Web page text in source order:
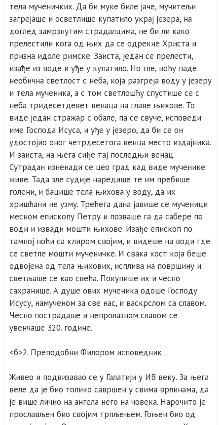
тела мученичких. Да би муке биле јаче, мучитељи
загрејаше и осветлише купатило украј језера, на
доглед замрзнутим страдалцима, не би ли како
прелестили кога од њих да се одрекне Христа и
призна идоле римске. Заиста, један се прелести,
изађе из воде и уђе у купатило. Но гле, ноћу паде
необична светлост с неба, која разгреја воду у језеру
и тела мученика, а с том светлошћу спустише се с
неба тридесетдевет венаца на главе њихове. То
виде један стражар с обале, па се свуче, исповеди
име Господа Исуса, и уђе у језеро, да би се он
удостојио оног четрдесетога венца место издајника.
И заиста, на њега сиђе тај последњи венац.
Сутрадан изненади се цео град кад виде мученике
живе. Тада зле судије наредише те им пребише
голени, и бацише тела њихова у воду, да их
хришћани не узму. Трећега дана јавише се мученици
месном епископу Петру и позваше га да сабере по
води и извади мошти њихове. Изађе епископ по
тамној ноћи са клиром својим, и видеше на води где
се светле мошти мученичке. И свака кост која беше
одвојена од тела њихових, исплива на површину и
светљаше се као свећа. Покупише их и чесно
сахранише. А душе ових мученика одоше Господу
Исусу, намученом за све нас, и васкрслом са славом.
Чесно пострадаше и непролазном славом се
увенчаше 320. године.
<б>2. Преподобни Филором исповедник
Живео и подвизавао се у Галатији у ИВ веку. За њега
веле да је био толико савршен у свима врлинама, да
је више личио на ангела него на човека. Нарочито је
прослављен био својим трпљењем. Гоњен био од